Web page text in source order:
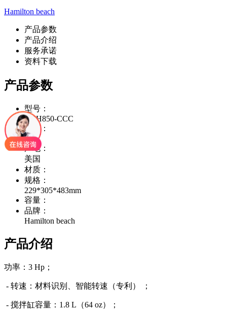
Hamilton beach
产品参数
产品介绍
服务承诺
资料下载
产品参数
型号：
HBH850-CCC
件装：
1
产地：
美国
材质：
规格：
229*305*483mm
容量：
品牌：
Hamilton beach
产品介绍
功率：3 Hp；
- 转速：材料识别、智能转速（专利） ；
- 搅拌缸容量：1.8 L（64 oz）；